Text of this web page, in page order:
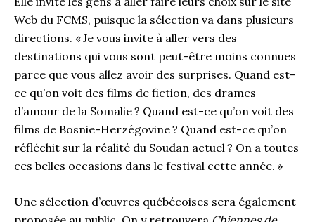
Web du FCMS, puisque la sélection va dans plusieurs
directions. « Je vous invite à aller vers des
destinations qui vous sont peut-être moins connues
parce que vous allez avoir des surprises. Quand est-
ce qu’on voit des films de fiction, des drames
d’amour de la Somalie ? Quand est-ce qu’on voit des
films de Bosnie-Herzégovine ? Quand est-ce qu’on
réfléchit sur la réalité du Soudan actuel ? On a toutes
ces belles occasions dans le festival cette année. »
Une sélection d’œuvres québécoises sera également